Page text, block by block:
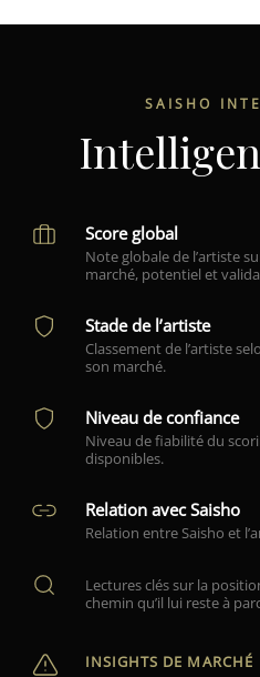
SAISHO
Score global
Note globale de l’artiste
marché, potentiel et
Stade de l’artiste
Classement de l’artiste
son marché.
Niveau de confiance
Niveau de fiabilité du
disponibles.
Relation avec Saisho
Relation entre Saisho et
Lectures clés sur la
chemin qu’il lui reste à
INSIGHTS DE MARCHÉ